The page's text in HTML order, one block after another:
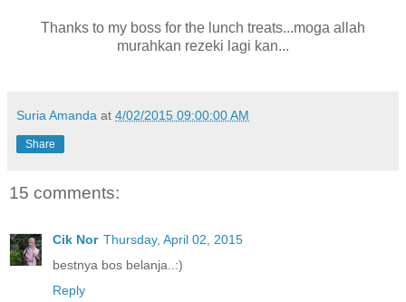
Thanks to my boss for the lunch treats...moga allah
murahkan rezeki lagi kan...
Suria Amanda at 4/02/2015 09:00:00 AM
Share
15 comments:
Cik Nor Thursday, April 02, 2015
bestnya bos belanja..:)
Reply